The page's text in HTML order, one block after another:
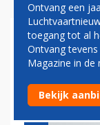
CABIN
AAN IN
Ontvang een
toegang tot al
Ontvang
Magazine in
Bekijk